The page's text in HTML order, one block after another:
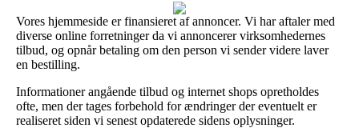
Vores hjemmeside er finansieret af annoncer. Vi har aftaler med
diverse online forretninger da vi annoncerer virksomhedernes
tilbud, og opnår betaling om den person vi sender videre laver
en bestilling.
Informationer angående tilbud og internet shops opretholdes
ofte, men der tages forbehold for ændringer der eventuelt er
realiseret siden vi senest opdaterede sidens oplysninger.